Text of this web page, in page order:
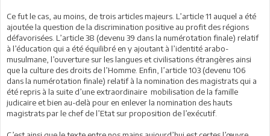
Ce fut le cas, au moins, de trois articles majeurs. L’article 11 auquel a été
ajoutée la question de la discrimination positive au profit des régions
défavorisées. L’article 38 (devenu 39 dans la numérotation finale) relatif
à l’éducation qui a été équilibré en y ajoutant à l’identité arabo-
musulmane, l’ouverture sur les langues et civilisations étrangères ainsi
que la culture des droits de l’Homme. Enfin, l’article 103 (devenu 106
dans la numérotation finale) relatif à la nomination des magistrats qui a
été repris à la suite d’une extraordinaire mobilisation de la famille
judicaire et bien au-delà pour en enlever la nomination des hauts
magistrats par le chef de l’Etat sur proposition de l’exécutif.